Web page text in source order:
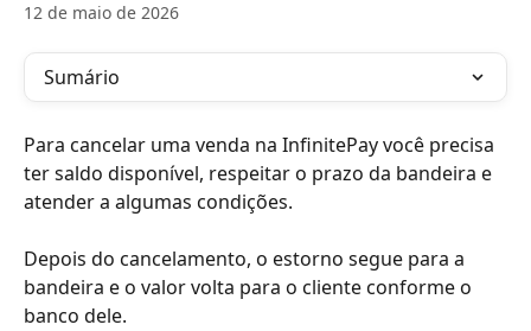
12 de maio de 2026
Sumário
Para cancelar uma venda na InfinitePay você precisa
ter saldo disponível, respeitar o prazo da bandeira e
atender a algumas condições.
Depois do cancelamento, o estorno segue para a
bandeira e o valor volta para o cliente conforme o
banco dele.